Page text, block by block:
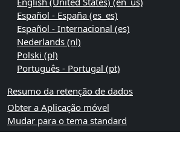
Español - España ‎(es_es)‎
Español - Internacional ‎(es)‎
Nederlands ‎(nl)‎
Polski ‎(pl)‎
Português - Portugal ‎(pt)‎
Resumo da retenção de dados
Obter a Aplicação móvel
Mudar para o tema standard